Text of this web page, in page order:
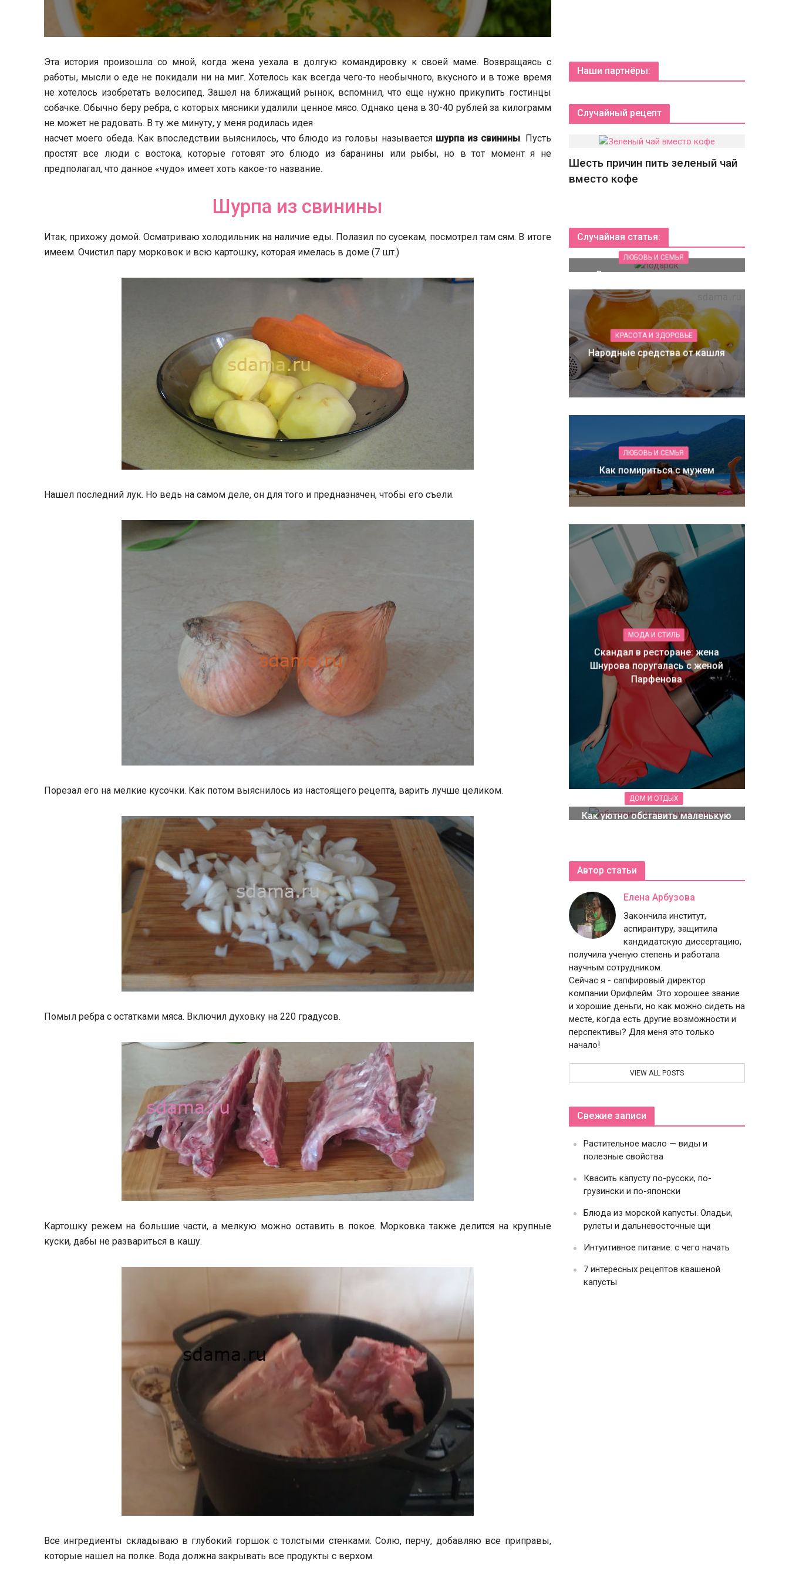
Эта история произошла со мной, когда жена уехала в долгую командировку к своей маме. Возвращаясь с
работы, мысли о еде не покидали ни на миг. Хотелось как всегда чего-то необычного, вкусного и в тоже время
не хотелось изобретать велосипед. Зашел на ближащий рынок, вспомнил, что еще нужно прикупить гостинцы
собачке. Обычно беруребра, с которых мясники удалили ценное мясо. Однако цена в 30-40 рублей за килограмм
не может не радовать. В ту же минуту, у меня родилась идея
насчет моего обеда. Как впоследствии выяснилось, что блюдо из головы называется шурпа из свинины. Пусть
простят все люди с востока, которые готовят это блюдо из баранины или рыбы, но в тот момент я не
предполагал, что данное «чудо» имеет хоть какое-то название.
Шурпа из свинины
Итак, прихожу домой. Осматриваю холодильник на наличие еды. Полазил по сусекам, посмотрел там сям. В итоге
имеем. Очистил пару морковок и всю картошку, которая имелась в доме (7 шт.)
Нашел последний лук. Но ведь на самом деле, он для того и предназначен, чтобы его съели.
Порезал его на мелкие кусочки. Как потом выяснилось из настоящего рецепта, варить лучше целиком.
Помыл ребра с остатками мяса. Включил духовку на 220 градусов.
Картошку режем на большие части, а мелкую можно оставить в покое. Морковка также делится на крупные
куски, дабы не развариться в кашу.
Все ингредиенты складываю в глубокий горшок с толстыми стенками. Солю, перчу, добавляю все приправы,
которые нашел на полке. Вода должна закрывать все продукты с верхом.
Наши партнёры:
Случайный рецепт
Шесть причин пить зеленый чай
вместо кофе
Случайная статья:
ЛЮБОВЬ И СЕМЬЯ
Лучшие подарки от внуков
КРАСОТА И ЗДОРОВЬЕ
Народные средства от кашля
ЛЮБОВЬ И СЕМЬЯ
Как помириться с мужем
МОДА И СТИЛЬ
Скандал в ресторане: жена
Шнурова поругалась с женой
Парфенова
ДОМ И ОТДЫХ
Как уютно обставить маленькую
Автор статьи
Елена Арбузова
Закончила институт,
аспирантуру, защитила
кандидатскую диссертацию,
получила ученую степень и работала
научным сотрудником.
Сейчас я - сапфировый директор
компании Орифлейм. Это хорошее звание
и хорошие деньги, но как можно сидеть на
месте, когда есть другие возможности и
перспективы? Для меня это только
начало!
VIEW ALL POSTS
Свежие записи
Растительное масло — виды и
полезные свойства
Квасить капусту по-русски, по-
грузински и по-японски
Блюда из морской капусты. Оладьи,
рулеты и дальневосточные щи
Интуитивное питание: с чего начать
7 интересных рецептов квашеной
капусты